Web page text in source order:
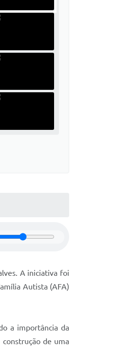
A iniciativa foi
Autista (AFA)
a importância da
de uma